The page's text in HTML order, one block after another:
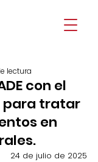
con el
para tratar
en
lectura
24 de julio de 2025